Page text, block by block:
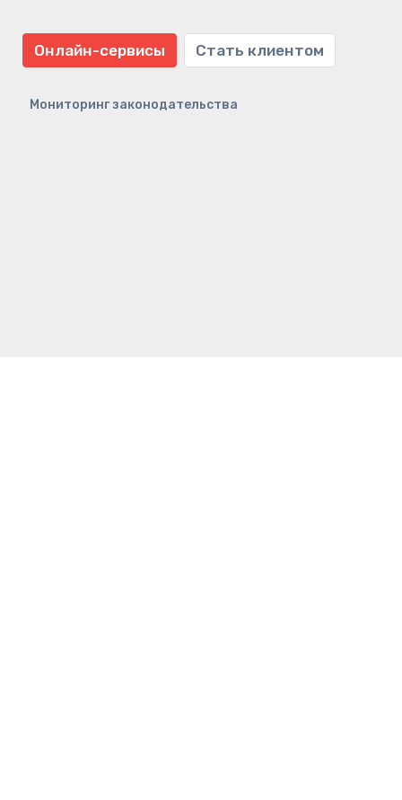
Онлайн-сервисы Стать клиентом
Мониторинг законодательства